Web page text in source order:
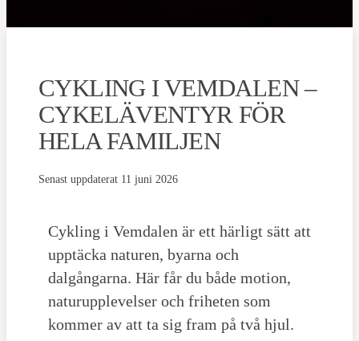
CYKLING I VEMDALEN –
CYKELÄVENTYR FÖR
HELA FAMILJEN
Senast uppdaterat 11 juni 2026
Cykling i Vemdalen är ett härligt sätt att
upptäcka naturen, byarna och
dalgångarna. Här får du både motion,
naturupplevelser och friheten som
kommer av att ta sig fram på två hjul.